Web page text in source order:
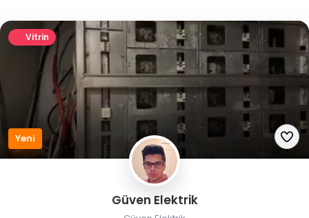
Vitrin
Yeni
Güven Elektrik